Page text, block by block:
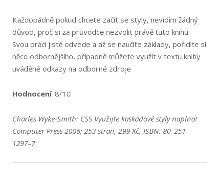
Každopádně pokud chcete začít se styly, nevidím žádný
důvod, proč si za průvodce nezvolit právě tuto knihu.
Svou práci jistě odvede a až se naučíte základy, pořídíte si
něco odbornějšího, případně můžete využít v textu knihy
uváděné odkazy na odborné zdroje
Hodnocení: 8/10
Charles Wyke-Smith: CSS Využijte kaskádové styly naplno!
Computer Press 2006; 253 stran, 299 Kč, ISBN: 80–251–
1297–7